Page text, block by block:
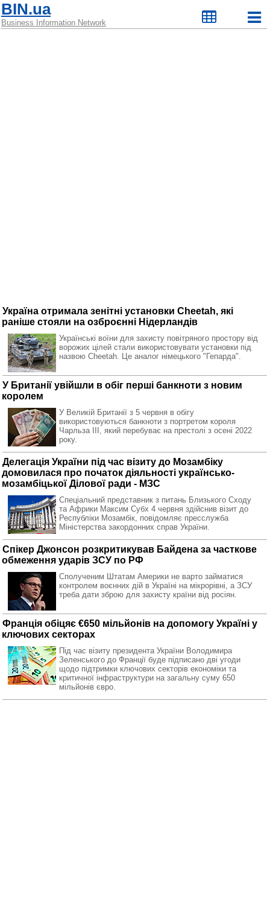
BIN.ua
Business Information Network
Україна отримала зенітні установки Cheetah, які
раніше стояли на озброєнні Нідерландів
Українські воїни для захисту повітряного простору від
ворожих цілей стали використовувати установки під
назвою Cheetah. Це аналог німецького "Гепарда".
У Британії увійшли в обіг перші банкноти з новим
королем
У Великій Британії з 5 червня в обігу
використовуються банкноти з портретом короля
Чарльза III, який перебуває на престолі з осені 2022
року.
Делегація України під час візиту до Мозамбіку
домовилася про початок діяльності українсько-
мозамбіцької Ділової ради - МЗС
Спеціальний представник з питань Близького Сходу
та Африки Максим Субх 4 червня здійснив візит до
Республіки Мозамбік, повідомляє пресслужба
Міністерства закордонних справ України.
Спікер Джонсон розкритикував Байдена за часткове
обмеження ударів ЗСУ по РФ
Сполученим Штатам Америки не варто займатися
контролем воєнних дій в Україні на мікрорівні, а ЗСУ
треба дати зброю для захисту країни від росіян.
Франція обіцяє €650 мільйонів на допомогу Україні у
ключових секторах
Під час візиту президента України Володимира
Зеленського до Франції буде підписано дві угоди
щодо підтримки ключових секторів економіки та
критичної інфраструктури на загальну суму 650
мільйонів євро.